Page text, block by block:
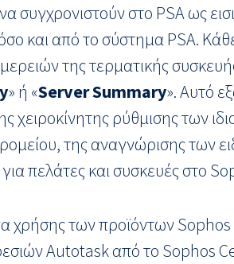
συγχρονιστούν στο PSA ως
και από το σύστημα PSA.
της τερματικής
» ή «Server Summary». Αυτό
χειροκίνητης ρύθμισης των
της αναγνώρισης των
πελάτες και συσκευές στο
χρήσης των προϊόντων
Autotask από το Sophos